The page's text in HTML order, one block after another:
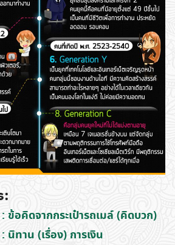
อคิดจากกระเป๋ารถเมล์ (คิดบวก)
ทาน (เรื่อง) การเงิน